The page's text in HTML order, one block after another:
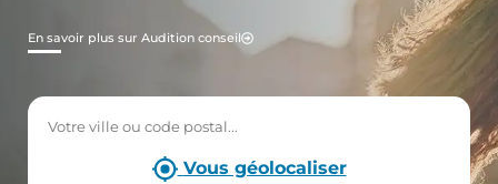
En savoir plus sur Audition conseil
Vous géolocaliser